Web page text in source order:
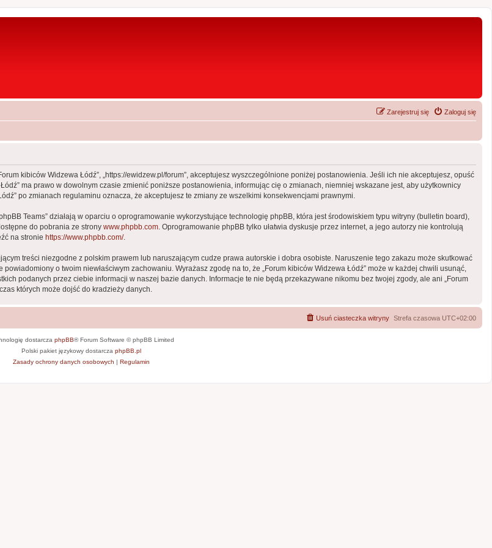
Zaloguj się
Zarejestruj się
kibiców Widzewa Łódź”, „https://ewidzew.pl/forum”, akceptujesz wyszczególnione poniżej postanowienia. Jeśli ich nie akceptujesz, opuść
ma prawo w dowolnym czasie zmienić poniższe postanowienia, informując cię o zmianach, niemniej wskazane jest, aby użytkownicy
po zmianach regulaminu oznacza, że akceptujesz te zmiany ze wszelkimi konsekwencjami prawnymi.
Teams” działają w oparciu o oprogramowanie wykorzystujące technologię phpBB, która jest środowiskiem typu witryny (bulletin board),
do pobrania ze strony www.phpbb.com. Oprogramowanie phpBB tylko ułatwia dyskusje przez internet, a jego autorzy nie kontrolują
na stronie https://www.phpbb.com/.
treści niezgodne z polskim prawem lub naruszającym cudze prawa autorskie i dobra osobiste. Naruszenie tego zakazu może skutkować
o twoim niewłaściwym zachowaniu. Wyrażasz zgodę na to, że „Forum kibiców Widzewa Łódź” może w każdej chwili usunąć,
podanych przez ciebie informacji w naszej bazie danych. Informacje te nie będą przekazywane nikomu bez twojej zgody, ale ani „Forum
których może dojść do kradzieży danych.
Strefa czasowa UTC+02:00
Usuń ciasteczka witryny
dostarcza phpBB® Forum Software © phpBB Limited
Polski pakiet językowy dostarcza phpBB.pl
Zasady ochrony danych osobowych | Regulamin